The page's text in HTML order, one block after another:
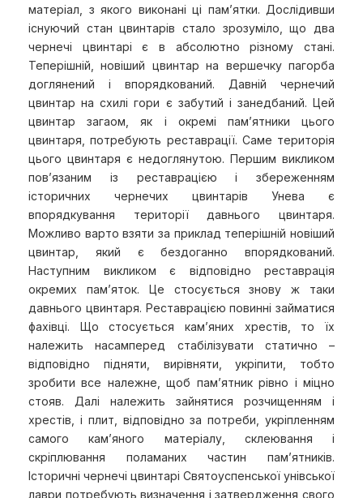
матеріал, з якого виконані ці пам’ятки. Дослідивши
існуючий стан цвинтарів стало зрозуміло, що два
чернечі цвинтарі є в абсолютно різному стані.
Теперішній, новіший цвинтар на вершечку пагорба
доглянений і впорядкований. Давній чернечий
цвинтар на схилі гори є забутий і занедбаний. Цей
цвинтар загаом, як і окремі пам’ятники цього
цвинтаря, потребують реставрації. Саме територія
цього цвинтаря є недоглянутою. Першим викликом
пов’язаним із реставрацією і збереженням
історичних чернечих цвинтарів Унева є
впорядкування території давнього цвинтаря.
Можливо варто взяти за приклад теперішній новіший
цвинтар, який є бездоганно впорядкований.
Наступним викликом є відповідно реставрація
окремих пам’яток. Це стосується знову ж таки
давнього цвинтаря. Реставрацією повинні займатися
фахівці. Що стосується кам’яних хрестів, то їх
належить насамперед стабілізувати статично –
відповідно підняти, вирівняти, укріпити, тобто
зробити все належне, щоб пам’ятник рівно і міцно
стояв. Далі належить зайнятися розчищенням і
хрестів, і плит, відповідно за потреби, укріпленням
самого кам’яного матеріалу, склеювання і
скріплювання поламаних частин пам’ятників.
Історичні чернечі цвинтарі Святоуспенської унівської
лаври потребують визначення і затвердження свого